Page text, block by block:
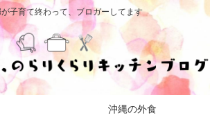
子育て終わって、ブロガーしてます
沖縄の外食